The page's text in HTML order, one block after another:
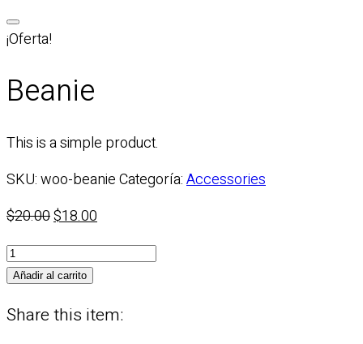
Saltar
al
¡Oferta!
Beanie
This is a simple product.
SKU:woo-beanieCategoría:Accessories
$20.00El
original
era:
$20.00.
$18.00
actual
Beanie
cantidad
Añadir al carrito
Share this item: